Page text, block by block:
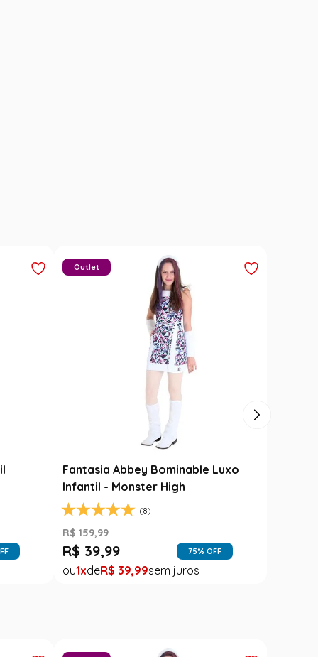
Fantasia Abbey Bominable Luxo
Infantil - Monster High
(8)
Outlet
R$ 159,99
R$ 39,99 75% OFF
1 R$ 39,99